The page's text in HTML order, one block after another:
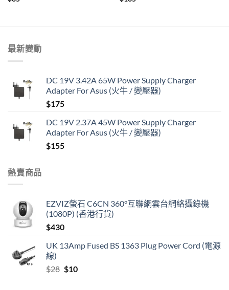
最新變動
DC 19V 3.42A 65W Power Supply Charger
Adapter For Asus (火牛 / 變壓器)
$175
DC 19V 2.37A 45W Power Supply Charger
Adapter For Asus (火牛 / 變壓器)
$155
熱賣商品
EZVIZ螢石 C6CN 360°互聯網雲台網絡攝錄機
(1080P) (香港行貨)
$430
UK 13Amp Fused BS 1363 Plug Power Cord (電源
線)
$28 Original
$10Current